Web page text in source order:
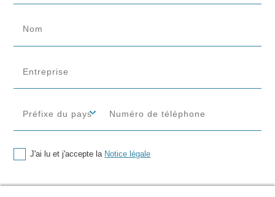
J'ai lu et j'accepte la Notice légale